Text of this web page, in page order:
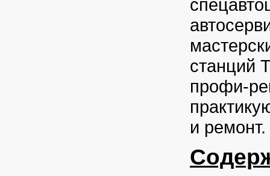
станций
профи-
и ремонт.